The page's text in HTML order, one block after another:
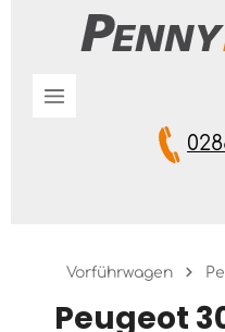
Zum Hauptinhalt springen
Vorführwagen
Peugeot